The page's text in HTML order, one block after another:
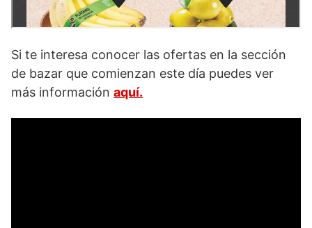
Si te interesa conocer las ofertas en la sección
de bazar que comienzan este día puedes ver
más información aquí.